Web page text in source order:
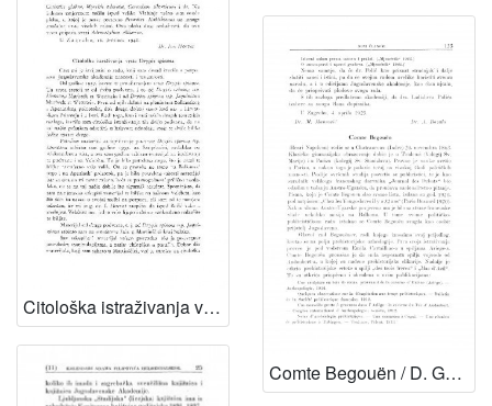
Citološka istraživanja vrste Drypis spinosa / B. Varićak
Comte Begouën / D. Gorjanović-Kramberger i V. Vouk